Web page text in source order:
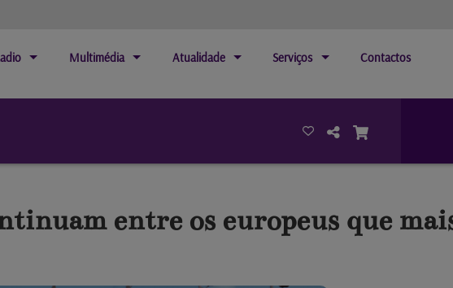
Multimédia Atualidade Serviços Contactos
entre os europeus que